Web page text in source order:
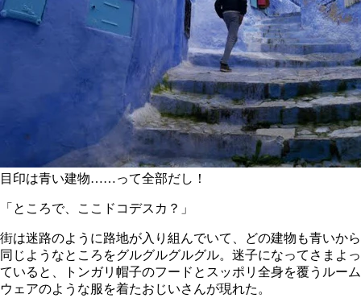
目印は青い建物……って全部だし！
「ところで、ここドコデスカ？」
街は迷路のように路地が入り組んでいて、どの建物も青いから
同じようなところをグルグルグルグル。迷子になってさまよっ
ていると、トンガリ帽子のフードとスッポリ全身を覆うルーム
ウェアのような服を着たおじいさんが現れた。